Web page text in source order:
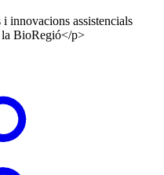
innovacions assistencials
la BioRegió</p>